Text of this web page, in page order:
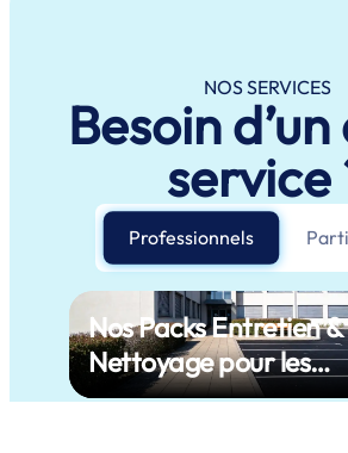
NOS SERVICES
Besoin
service
Professionnels
Nos Packs Entretien &
Nettoyage pour les
Professionnels